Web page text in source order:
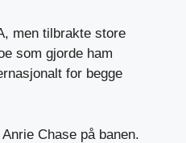
men tilbrakte store
som gjorde ham
for begge
Chase på banen.